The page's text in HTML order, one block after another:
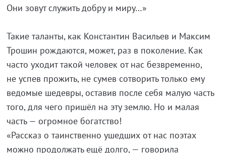
Они зовут служить добру и миру…»
Такие таланты, как Константин Васильев и Максим
Трошин рождаются, может, раз в поколение. Как
часто уходит такой человек от нас безвременно,
не успев прожить, не сумев сотворить только ему
ведомые шедевры, оставив после себя малую часть
того, для чего пришёл на эту землю. Но и малая
часть — огромное богатство!
«Рассказ о таинственно ушедших от нас поэтах
можно продолжать ещё долго, — говорила